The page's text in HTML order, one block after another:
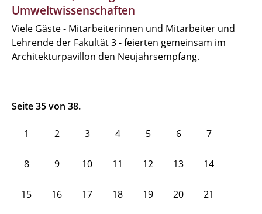
Umweltwissenschaften
Viele Gäste - Mitarbeiterinnen und Mitarbeiter und
Lehrende der Fakultät 3 - feierten gemeinsam im
Architekturpavillon den Neujahrsempfang.
Seite 35 von 38.
1 2 3 4 5 6 7
8 9 10 11 12 13 14
15 16 17 18 19 20 21